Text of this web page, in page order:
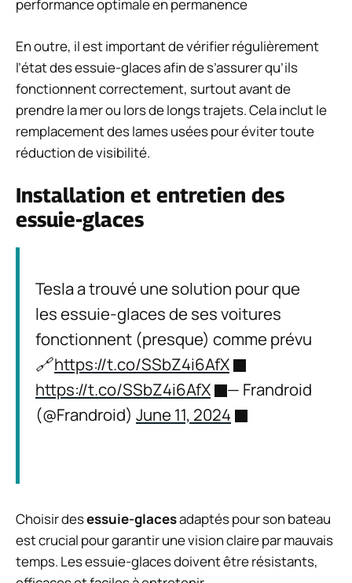
performance optimale en permanence
En outre, il est important de vérifier régulièrement
l’état des essuie-glaces afin de s’assurer qu’ils
fonctionnent correctement, surtout avant de
prendre la mer ou lors de longs trajets. Cela inclut le
remplacement des lames usées pour éviter toute
réduction de visibilité.
Installation et entretien des
essuie-glaces
Tesla a trouvé une solution pour que
les essuie-glaces de ses voitures
fonctionnent (presque) comme prévu
🔗https://t.co/SSbZ4i6AfX
https://t.co/SSbZ4i6AfX
— Frandroid
(@Frandroid) June 11, 2024
Choisir desessuie-glacesadaptés pour son bateau
est crucial pour garantir une vision claire par mauvais
temps. Les essuie-glaces doivent être résistants,